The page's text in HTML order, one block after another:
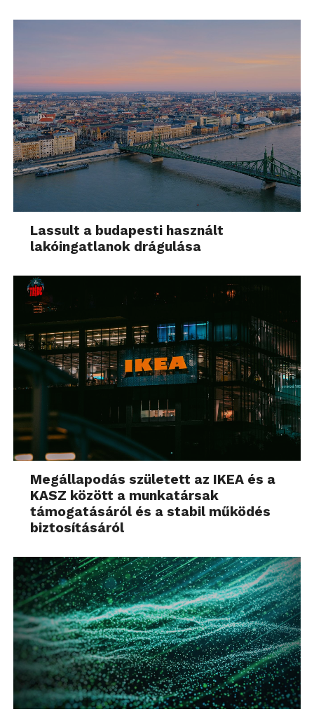
Lassult a budapesti használt
lakóingatlanok drágulása
Megállapodás született az IKEA és a
KASZ között a munkatársak
támogatásáról és a stabil működés
biztosításáról